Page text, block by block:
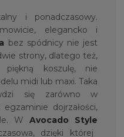
i ponadczasowy.
elegancko i
bez spódnicy nie jest
strony, dlatego też,
piękną koszulę, nie
midi lub maxi. Taka
się zarówno w
dojrzałości,
WAvocado Style
dzięki której